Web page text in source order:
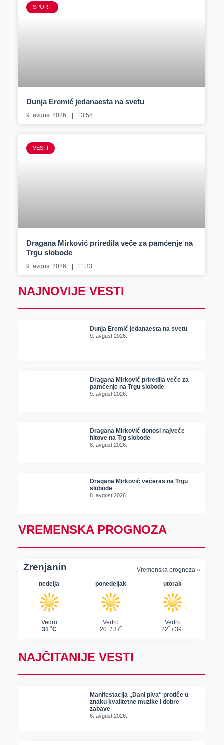
SPORT
Dunja Eremić jedanaesta na svetu
9. avgust 2026. 13:58
VESTI
Dragana Mirković priredila veče za pamćenje na
Trgu slobode
9. avgust 2026. 11:33
NAJNOVIJE VESTI
Dunja Eremić jedanaesta na svetu
9. avgust 2026.
Dragana Mirković priredila veče za
pamćenje na Trgu slobode
9. avgust 2026.
Dragana Mirković donosi najveće
hitove na Trg slobode
8. avgust 2026.
Dragana Mirković večeras na Trgu
slobode
8. avgust 2026.
VREMENSKA PROGNOZA
NAJČITANIJE VESTI
Manifestacija „Dani piva“ protiče u
znaku kvalitetne muzike i dobre
zabave
6. avgust 2026.